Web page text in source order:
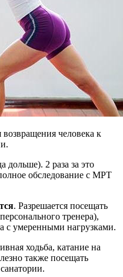
человека к
дольше). 2 раза за это
обследование с МРТ
. Разрешается посещать
тренера),
с умеренными нагрузками.
ходьба, катание на
также посещать